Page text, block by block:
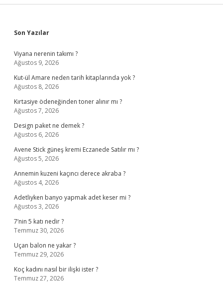
Sidebar
Son Yazılar
Viyana nerenin takımı ?
Ağustos 9, 2026
Kut-ül Amare neden tarih kitaplarında yok ?
Ağustos 8, 2026
Kırtasiye ödeneğinden toner alınır mı ?
Ağustos 7, 2026
Design paket ne demek ?
Ağustos 6, 2026
Avene Stick güneş kremi Eczanede Satılır mı ?
Ağustos 5, 2026
Annemin kuzeni kaçıncı derece akraba ?
Ağustos 4, 2026
Adetliyken banyo yapmak adet keser mi ?
Ağustos 3, 2026
7’nin 5 katı nedir ?
Temmuz 30, 2026
Uçan balon ne yakar ?
Temmuz 29, 2026
Koç kadını nasıl bir ilişki ister ?
Temmuz 27, 2026